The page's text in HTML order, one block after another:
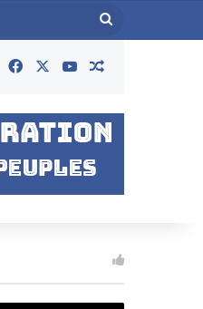
Search
FacebookYouTubeRandom